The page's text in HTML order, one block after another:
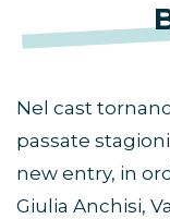
Nel cast
passate
new entry, in
Giulia Anchisi,